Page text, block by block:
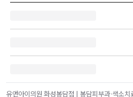
유앤아이의원 화성봉담점 | 봉담피부과·색소치